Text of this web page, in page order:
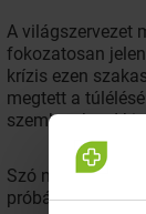
A világszervezet
fokozatosan
krízis ezen
megtett a
szemben kezd
Szó nincs róla,
próbára.